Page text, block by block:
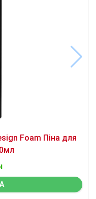
Foam Піна для